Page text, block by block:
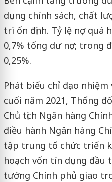
dụng chính sách, chất
trì ổn định. Tỷ lệ nợ quá
0,7% tổng dư nợ; trong
0,25%.
Phát biểu chỉ đạo
cuối năm 2021, Thống
Chủ tịch Ngân hàng
điều hành Ngân hàng
tập trung tổ chức triển
hoạch vốn tín dụng
tướng Chính phủ giao